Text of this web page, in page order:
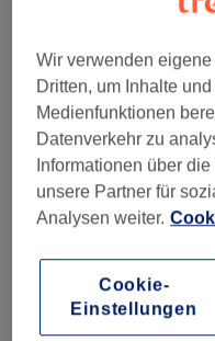
Wimpernverlängerung
Wimpernlifting (7)
Gesichtsbehandlungen
Make-up & Permanent
Salonbewertungen
Wir verwenden
Dritten, um Inhalte
Medienfunktionen
Datenverkehr zu
Informationen über
unsere Partner für
Analysen weiter.
Cookie-
Einstellungen